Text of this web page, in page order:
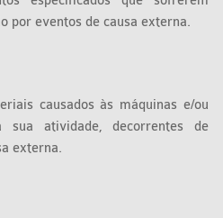
por eventos de causa externa.
causados às máquinas e/ou
sua atividade, decorrentes de
externa.